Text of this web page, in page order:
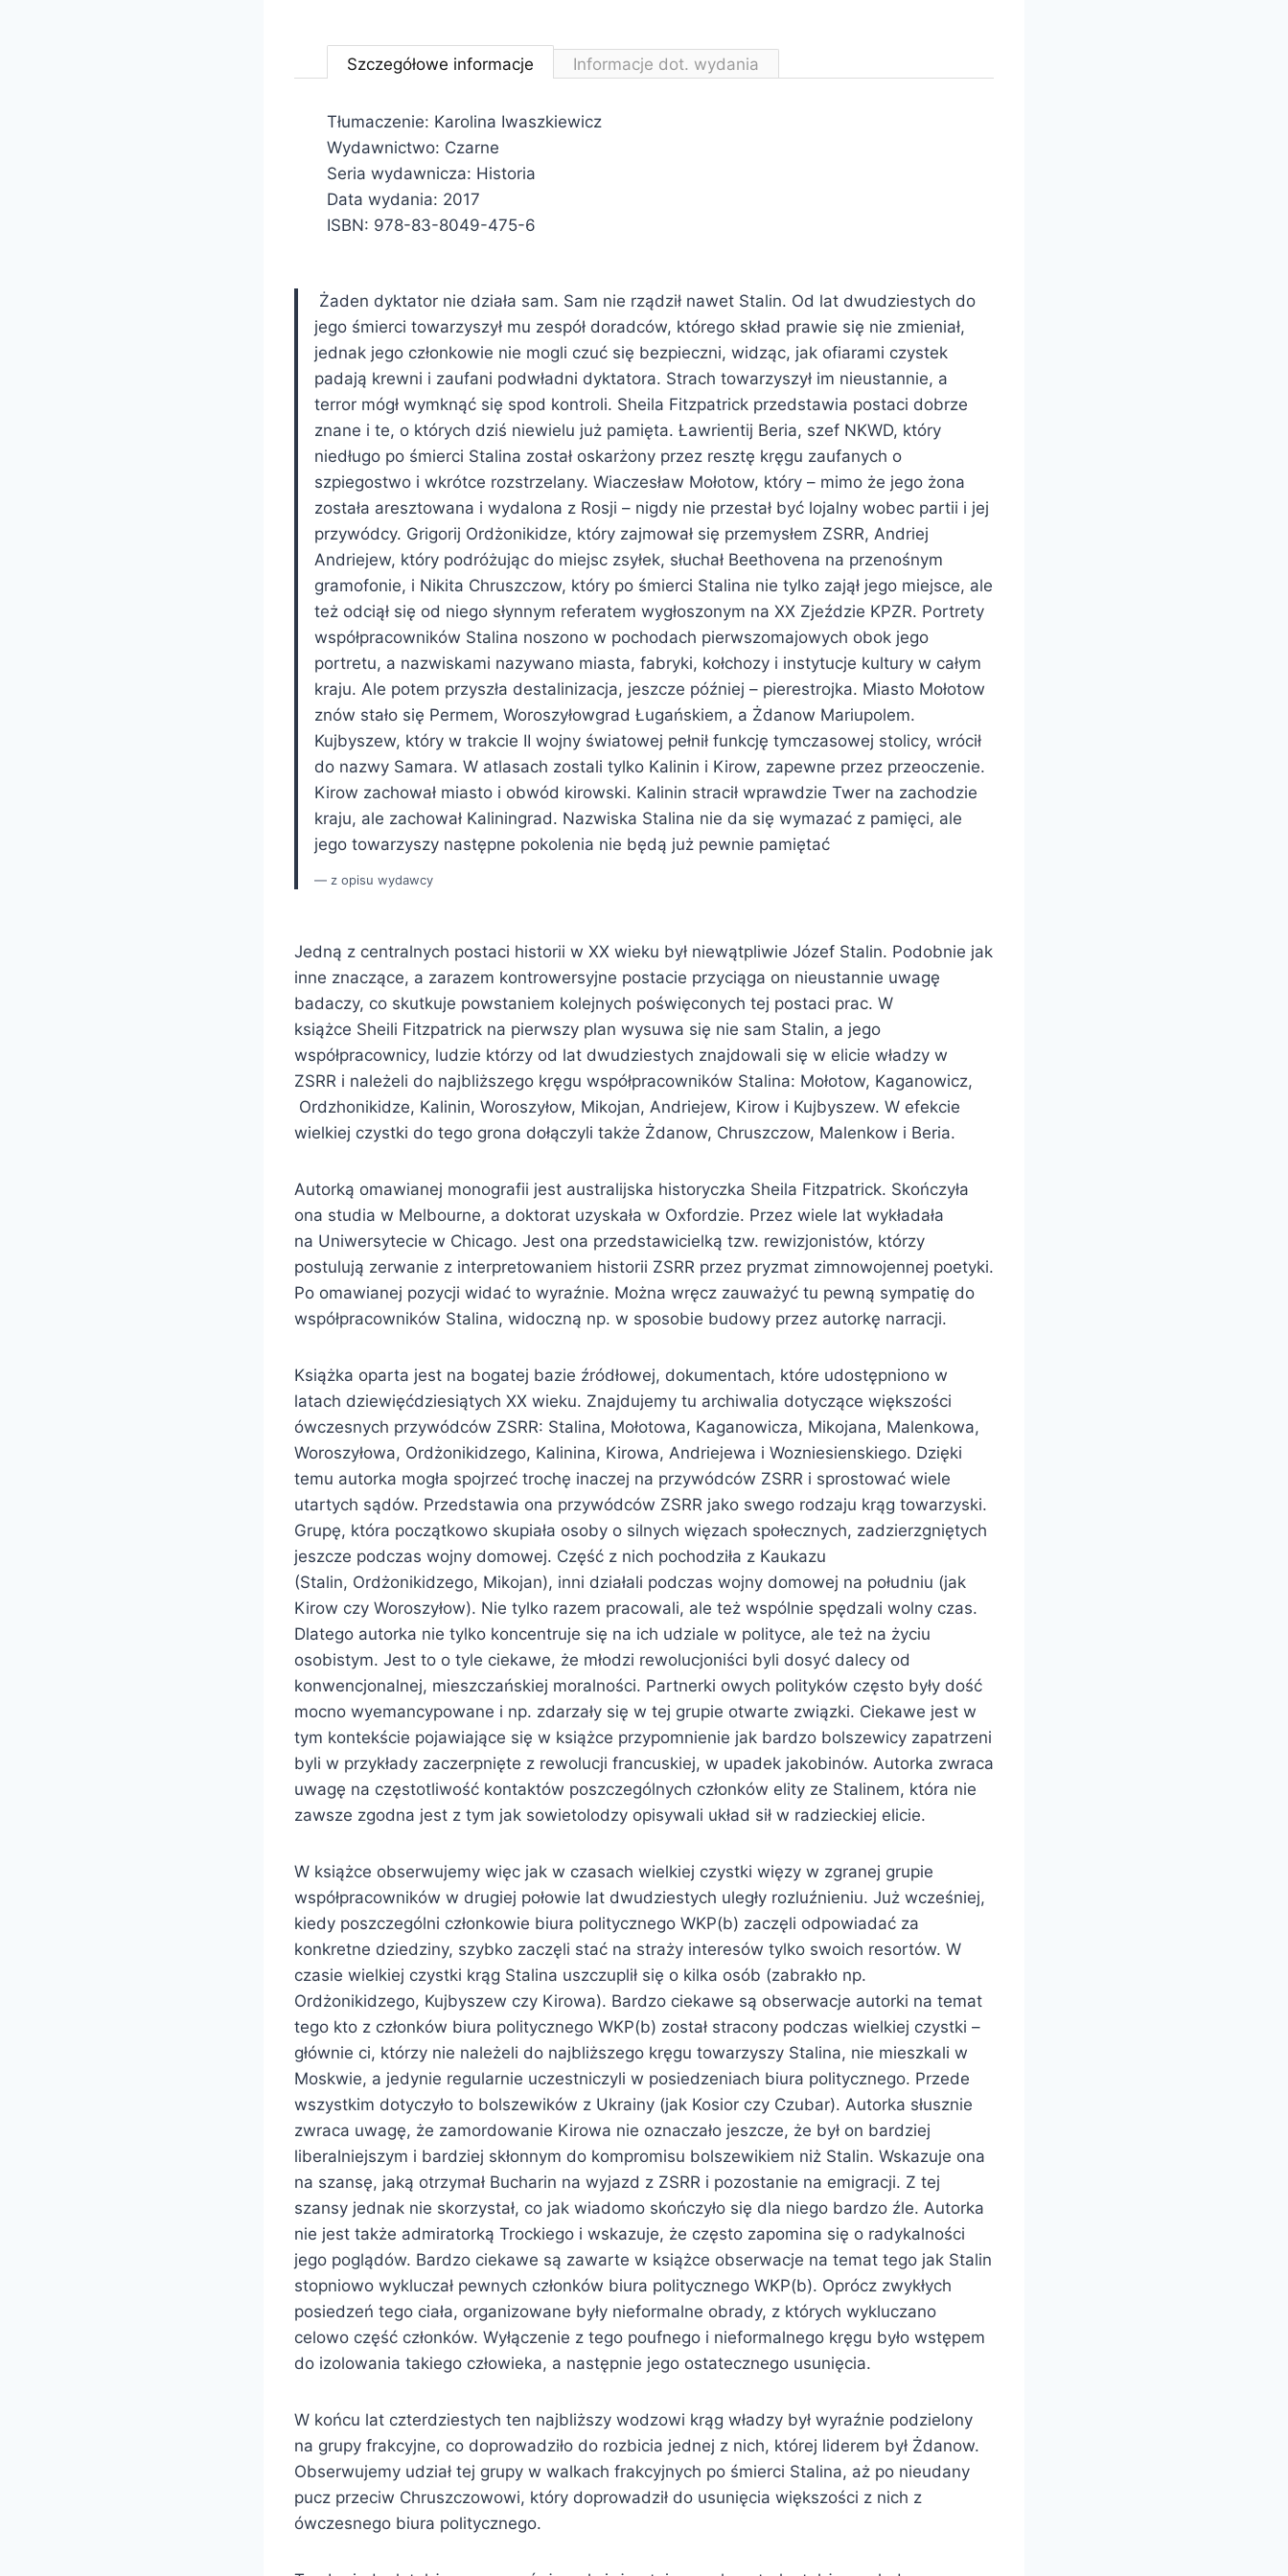
Szczegółowe informacje Informacje dot. wydania
Tłumaczenie: Karolina Iwaszkiewicz
Wydawnictwo: Czarne
Seria wydawnicza: Historia
Data wydania: 2017
ISBN: 978-83-8049-475-6
Żaden dyktator nie działa sam. Sam nie rządził nawet Stalin. Od lat dwudziestych do
jego śmierci towarzyszył mu zespół doradców, którego skład prawie się nie zmieniał,
jednak jego członkowie nie mogli czuć się bezpieczni, widząc, jak ofiarami czystek
padają krewni i zaufani podwładni dyktatora. Strach towarzyszył im nieustannie, a
terror mógł wymknąć się spod kontroli. Sheila Fitzpatrick przedstawia postaci dobrze
znane i te, o których dziś niewielu już pamięta. Ławrientij Beria, szef NKWD, który
niedługo po śmierci Stalina został oskarżony przez resztę kręgu zaufanych o
szpiegostwo i wkrótce rozstrzelany. Wiaczesław Mołotow, który – mimo że jego żona
została aresztowana i wydalona z Rosji – nigdy nie przestał być lojalny wobec partii i jej
przywódcy. Grigorij Ordżonikidze, który zajmował się przemysłem ZSRR, Andriej
Andriejew, który podróżując do miejsc zsyłek, słuchał Beethovena na przenośnym
gramofonie, i Nikita Chruszczow, który po śmierci Stalina nie tylko zajął jego miejsce, ale
też odciął się od niego słynnym referatem wygłoszonym na XX Zjeździe KPZR. Portrety
współpracowników Stalina noszono w pochodach pierwszomajowych obok jego
portretu, a nazwiskami nazywano miasta, fabryki, kołchozy i instytucje kultury w całym
kraju. Ale potem przyszła destalinizacja, jeszcze później – pierestrojka. Miasto Mołotow
znów stało się Permem, Woroszyłowgrad Ługańskiem, a Żdanow Mariupolem.
Kujbyszew, który w trakcie II wojny światowej pełnił funkcję tymczasowej stolicy, wrócił
do nazwy Samara. W atlasach zostali tylko Kalinin i Kirow, zapewne przez przeoczenie.
Kirow zachował miasto i obwód kirowski. Kalinin stracił wprawdzie Twer na zachodzie
kraju, ale zachował Kaliningrad. Nazwiska Stalina nie da się wymazać z pamięci, ale
jego towarzyszy następne pokolenia nie będą już pewnie pamiętać
z opisu wydawcy
Jedną z centralnych postaci historii w XX wieku był niewątpliwie Józef Stalin. Podobnie jak
inne znaczące, a zarazem kontrowersyjne postacie przyciąga on nieustannie uwagę
badaczy, co skutkuje powstaniem kolejnych poświęconych tej postaci prac. W
książce Sheili Fitzpatrick na pierwszy plan wysuwa się nie sam Stalin, a jego
współpracownicy, ludzie którzy od lat dwudziestych znajdowali się w elicie władzy w
ZSRR i należeli do najbliższego kręgu współpracowników Stalina: Mołotow, Kaganowicz,
Ordzhonikidze, Kalinin, Woroszyłow, Mikojan, Andriejew, Kirow i Kujbyszew. W efekcie
wielkiej czystki do tego grona dołączyli także Żdanow, Chruszczow, Malenkow i Beria.
Autorką omawianej monografii jest australijska historyczka Sheila Fitzpatrick. Skończyła
ona studia w Melbourne, a doktorat uzyskała w Oxfordzie. Przez wiele lat wykładała
na Uniwersytecie w Chicago. Jest ona przedstawicielką tzw. rewizjonistów, którzy
postulują zerwanie z interpretowaniem historii ZSRR przez pryzmat zimnowojennej poetyki.
Po omawianej pozycji widać to wyraźnie. Można wręcz zauważyć tu pewną sympatię do
współpracowników Stalina, widoczną np. w sposobie budowy przez autorkę narracji.
Książka oparta jest na bogatej bazie źródłowej, dokumentach, które udostępniono w
latach dziewięćdziesiątych XX wieku. Znajdujemy tu archiwalia dotyczące większości
ówczesnych przywódców ZSRR: Stalina, Mołotowa, Kaganowicza, Mikojana, Malenkowa,
Woroszyłowa, Ordżonikidzego, Kalinina, Kirowa, Andriejewa i Wozniesienskiego. Dzięki
temu autorka mogła spojrzeć trochę inaczej na przywódców ZSRR i sprostować wiele
utartych sądów. Przedstawia ona przywódców ZSRR jako swego rodzaju krąg towarzyski.
Grupę, która początkowo skupiała osoby o silnych więzach społecznych, zadzierzgniętych
jeszcze podczas wojny domowej. Część z nich pochodziła z Kaukazu
(Stalin, Ordżonikidzego, Mikojan), inni działali podczas wojny domowej na południu (jak
Kirow czy Woroszyłow). Nie tylko razem pracowali, ale też wspólnie spędzali wolny czas.
Dlatego autorka nie tylko koncentruje się na ich udziale w polityce, ale też na życiu
osobistym. Jest to o tyle ciekawe, że młodzi rewolucjoniści byli dosyć dalecy od
konwencjonalnej, mieszczańskiej moralności. Partnerki owych polityków często były dość
mocno wyemancypowane i np. zdarzały się w tej grupie otwarte związki. Ciekawe jest w
tym kontekście pojawiające się w książce przypomnienie jak bardzo bolszewicy zapatrzeni
byli w przykłady zaczerpnięte z rewolucji francuskiej, w upadek jakobinów. Autorka zwraca
uwagę na częstotliwość kontaktów poszczególnych członków elity ze Stalinem, która nie
zawsze zgodna jest z tym jak sowietolodzy opisywali układ sił w radzieckiej elicie.
W książce obserwujemy więc jak w czasach wielkiej czystki więzy w zgranej grupie
współpracowników w drugiej połowie lat dwudziestych uległy rozluźnieniu. Już wcześniej,
kiedy poszczególni członkowie biura politycznego WKP(b) zaczęli odpowiadać za
konkretne dziedziny, szybko zaczęli stać na straży interesów tylko swoich resortów. W
czasie wielkiej czystki krąg Stalina uszczuplił się o kilka osób (zabrakło np.
Ordżonikidzego, Kujbyszew czy Kirowa). Bardzo ciekawe są obserwacje autorki na temat
tego kto z członków biura politycznego WKP(b) został stracony podczas wielkiej czystki –
głównie ci, którzy nie należeli do najbliższego kręgu towarzyszy Stalina, nie mieszkali w
Moskwie, a jedynie regularnie uczestniczyli w posiedzeniach biura politycznego. Przede
wszystkim dotyczyło to bolszewików z Ukrainy (jak Kosior czy Czubar). Autorka słusznie
zwraca uwagę, że zamordowanie Kirowa nie oznaczało jeszcze, że był on bardziej
liberalniejszym i bardziej skłonnym do kompromisu bolszewikiem niż Stalin. Wskazuje ona
na szansę, jaką otrzymał Bucharin na wyjazd z ZSRR i pozostanie na emigracji. Z tej
szansy jednak nie skorzystał, co jak wiadomo skończyło się dla niego bardzo źle. Autorka
nie jest także admiratorką Trockiego i wskazuje, że często zapomina się o radykalności
jego poglądów. Bardzo ciekawe są zawarte w książce obserwacje na temat tego jak Stalin
stopniowo wykluczał pewnych członków biura politycznego WKP(b). Oprócz zwykłych
posiedzeń tego ciała, organizowane były nieformalne obrady, z których wykluczano
celowo część członków. Wyłączenie z tego poufnego i nieformalnego kręgu było wstępem
do izolowania takiego człowieka, a następnie jego ostatecznego usunięcia.
W końcu lat czterdziestych ten najbliższy wodzowi krąg władzy był wyraźnie podzielony
na grupy frakcyjne, co doprowadziło do rozbicia jednej z nich, której liderem był Żdanow.
Obserwujemy udział tej grupy w walkach frakcyjnych po śmierci Stalina, aż po nieudany
pucz przeciw Chruszczowowi, który doprowadził do usunięcia większości z nich z
ówczesnego biura politycznego.